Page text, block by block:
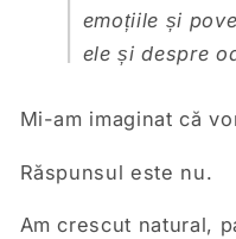
emoțiile și
ele și despre
Mi-am imaginat că
Răspunsul este nu.
Am crescut natural,